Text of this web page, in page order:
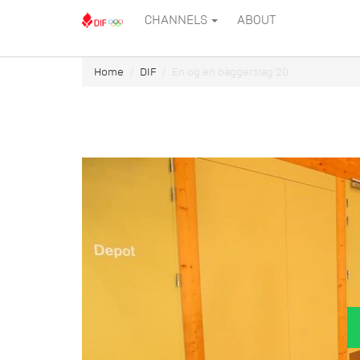
CHANNELS ABOUT
Home DIF En og en baggerslag 20